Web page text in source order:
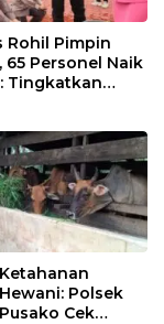
Rohil Pimpin
65 Personel Naik
Tingkatkan
Polsek
Cek